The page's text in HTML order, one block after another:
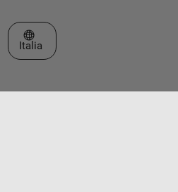
Seleziona un sito web
Italia